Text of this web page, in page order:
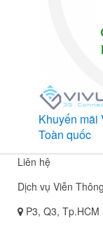
Khuyến mãi
Toàn quốc
Liên hệ
Dịch vụ Viễn
P3, Q3, Tp.HCM